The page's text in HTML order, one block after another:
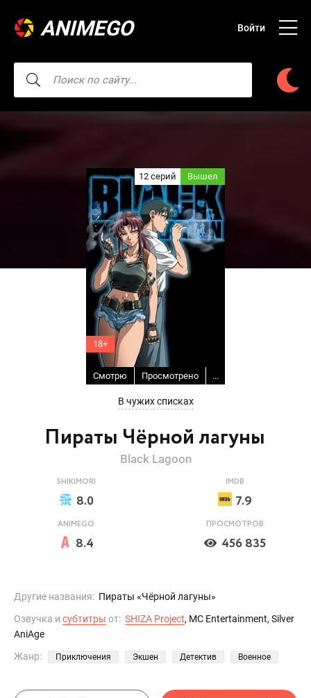
ANIMEGO Войти
Пираты Чёрной лагуны
12 серий Вышел
18+
Смотрю Просмотрено ...
В чужих списках
Black Lagoon
SHIKIMORI
8.0
IMDB
7.9
ANIMEGO
8.4
ПРОСМОТРОВ
456 835
Другие названия: Пираты «Чёрной лагуны»
Озвучка и субтитры от: SHIZA Project, MC Entertainment, Silver
AniAge
Жанр:
Приключения Экшен Детектив Военное